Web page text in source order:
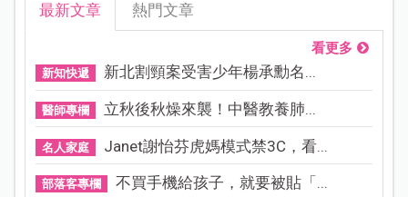
最新文章 熱門文章
看更多
新知快遞 新北割頸案受害少年楊承勳名...
醫師專欄 立秋後秋燥來襲！中醫教養肺...
名人家庭 Janet謝怡芬虎媽模式禁3C，看...
部落客專欄 不買手機給孩子，就要被貼「...